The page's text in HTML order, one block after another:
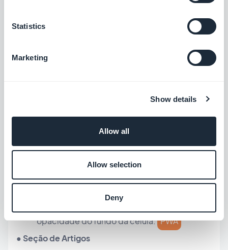
Statistics
Marketing
Show details
Allow all
Allow selection
Deny
As formas agora são aplicadas aos widgets
modelo de Reprodução Clássica, corrigido
cabeçalho não fosse corretamente alinhado
ao centro. PWA
modelo de Reprodução Clássica, corrigido
um problema que tornava impossível alterar a
opacidade do fundo da célula. PWA
● Seção de Artigos